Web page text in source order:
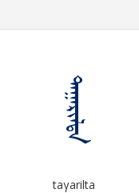
ᠲᠠᠭᠠᠷᠢᠯᠲᠠ
taγarilta